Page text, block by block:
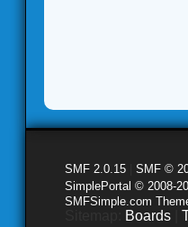
SMF 2.0.15 SMF ©
SimplePortal © 2008-
SMFSimple.com
Boards